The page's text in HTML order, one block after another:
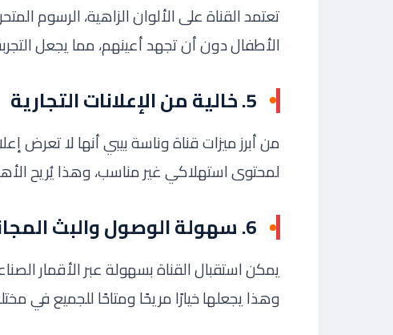
تعتمد القناة على الألوان الزاهية، الرسوم
الأطفال دون أن تجهد أعينهم، مما يجعل
5. خالية من الإعلانات التجارية
من أبرز ميزات قناة وناسة بيبي أنها لا تعرض
لمحتوى استهلاكي غير مناسب، وهذا يُريح
6. سهولة الوصول والبث
يمكن استقبال القناة بسهولة عبر الأقمار
وهذا يجعلها خيارًا مريحًا ومتاحًا للجميع في